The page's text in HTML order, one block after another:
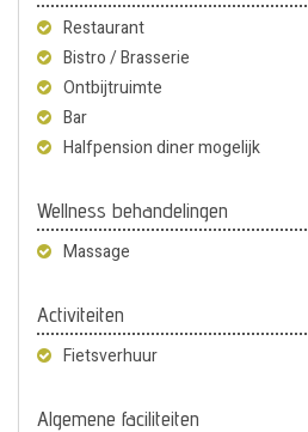
Restaurant
Bistro / Brasserie
Ontbijtruimte
Bar
Halfpension diner mogelijk
Wellness behandelingen
Massage
Activiteiten
Fietsverhuur
Algemene faciliteiten